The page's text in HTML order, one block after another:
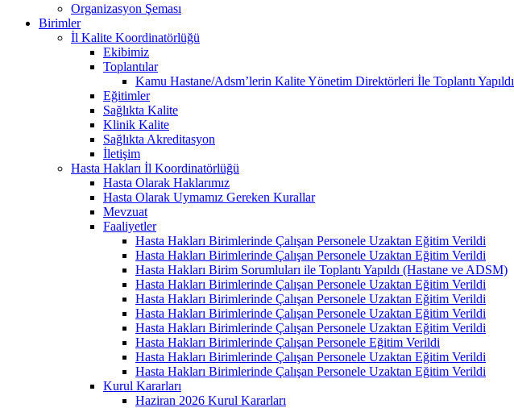
Organizasyon Şeması
Birimler
İl Kalite Koordinatörlüğü
Ekibimiz
Toplantılar
Kamu Hastane/Adsm’lerin Kalite Yönetim Direktörleri İle Toplantı Yapıldı
Eğitimler
Sağlıkta Kalite
Klinik Kalite
Sağlıkta Akreditasyon
İletişim
Hasta Hakları İl Koordinatörlüğü
Hasta Olarak Haklarımız
Hasta Olarak Uymamız Gereken Kurallar
Mevzuat
Faaliyetler
Hasta Hakları Birimlerinde Çalışan Personele Uzaktan Eğitim Verildi
Hasta Hakları Birimlerinde Çalışan Personele Uzaktan Eğitim Verildi
Hasta Hakları Birim Sorumluları ile Toplantı Yapıldı (Hastane ve ADSM)
Hasta Hakları Birimlerinde Çalışan Personele Uzaktan Eğitim Verildi
Hasta Hakları Birimlerinde Çalışan Personele Uzaktan Eğitim Verildi
Hasta Hakları Birimlerinde Çalışan Personele Uzaktan Eğitim Verildi
Hasta Hakları Birimlerinde Çalışan Personele Uzaktan Eğitim Verildi
Hasta Hakları Birimlerinde Çalışan Personele Eğitim Verildi
Hasta Hakları Birimlerinde Çalışan Personele Uzaktan Eğitim Verildi
Hasta Hakları Birimlerinde Çalışan Personele Uzaktan Eğitim Verildi
Kurul Kararları
Haziran 2026 Kurul Kararları